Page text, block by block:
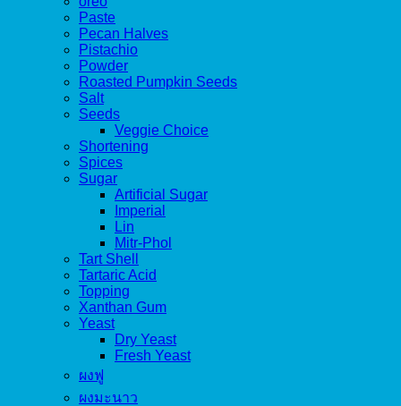
Paste
Pecan Halves
Pistachio
Powder
Roasted Pumpkin Seeds
Salt
Seeds
Veggie Choice
Shortening
Spices
Sugar
Artificial Sugar
Imperial
Lin
Mitr-Phol
Tart Shell
Tartaric Acid
Topping
Xanthan Gum
Yeast
Dry Yeast
Fresh Yeast
ผงฟู
ผงมะนาว